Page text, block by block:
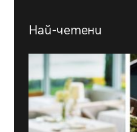
Най-четени